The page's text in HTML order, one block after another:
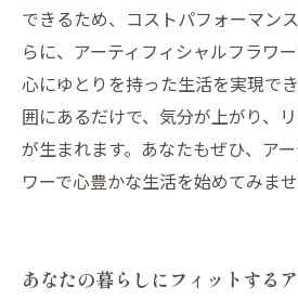
できるため、コストパフォーマン
らに、アーティフィシャルフラワ
心にゆとりを持った生活を実現で
囲にあるだけで、気分が上がり、
が生まれます。あなたもぜひ、ア
ワーで心豊かな生活を始めてみま
あなたの暮らしにフィットする